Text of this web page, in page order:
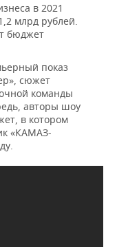
в 2021
млрд рублей.
бюджет
показ
сюжет
команды
авторы шоу
в котором
«КАМАЗ-